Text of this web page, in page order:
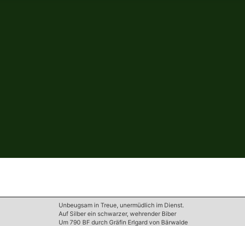
Unbeugsam in Treue, unermüdlich im Dienst.
Auf Silber ein schwarzer, wehrender Biber
Um 790 BF durch Gräfin Erlgard von Bärwalde